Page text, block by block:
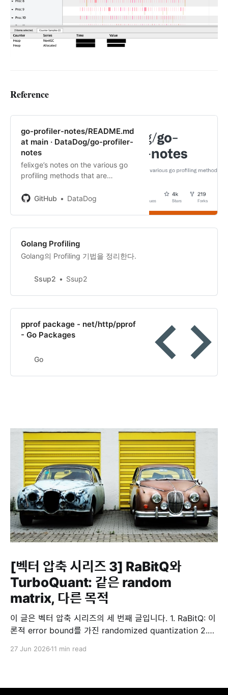
Reference
go-profiler-notes/README.md
at main · DataDog/go-profiler-
notes
felixge’s notes on the various go
profiling methods that are
notes/README.md at main ·
GitHub DataDog
Golang Profiling
Golang의 Profiling 기법을 정리한다.
Ssup2 Ssup2
pprof package - net/http/pprof
- Go Packages
Go
[벡터 압축 시리즈 3] RaBitQ와
TurboQuant: 같은 random
matrix, 다른 목적
이 글은 벡터 압축 시리즈의 세 번째 글입니다. 1. RaBitQ: 이
론적 error bound를 가진 randomized quantization 2.
27 Jun 2026 11 min read